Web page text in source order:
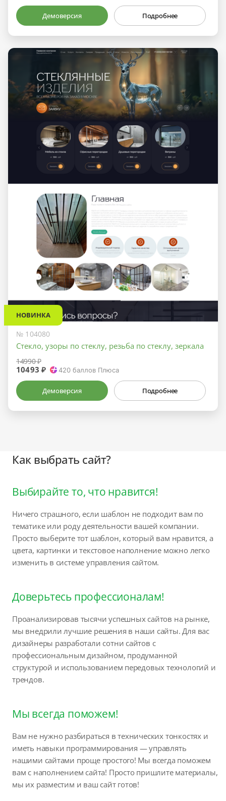
Демоверсия Подробнее
НОВИНКА
№ 104080
Стекло, узоры по стеклу, резьба по стеклу, зеркала
14990 ₽
10493 ₽ 420 баллов Плюса
Демоверсия Подробнее
Как выбрать сайт?
Выбирайте то, что нравится!
Ничего страшного, если шаблон не подходит вам по
тематике или роду деятельности вашей компании.
Просто выберите тот шаблон, который вам нравится, а
цвета, картинки и текстовое наполнение можно легко
изменить в системе управления сайтом.
Доверьтесь профессионалам!
Проанализировав тысячи успешных сайтов на рынке,
мы внедрили лучшие решения в наши сайты. Для вас
дизайнеры разработали сотни сайтов с
профессиональным дизайном, продуманной
структурой и использованием передовых технологий и
трендов.
Мы всегда поможем!
Вам не нужно разбираться в технических тонкостях и
иметь навыки программирования — управлять
нашими сайтами проще простого! Мы всегда поможем
вам с наполнением сайта! Просто пришлите материалы,
мы их разместим и ваш сайт готов!